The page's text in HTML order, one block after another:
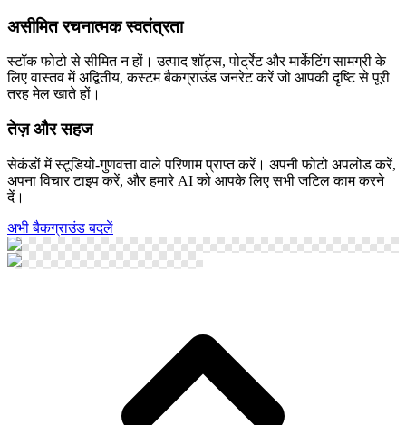
असीमित रचनात्मक स्वतंत्रता
स्टॉक फोटो से सीमित न हों। उत्पाद शॉट्स, पोर्ट्रेट और मार्केटिंग सामग्री के
लिए वास्तव में अद्वितीय, कस्टम बैकग्राउंड जनरेट करें जो आपकी दृष्टि से पूरी
तरह मेल खाते हों।
तेज़ और सहज
सेकंडों में स्टूडियो-गुणवत्ता वाले परिणाम प्राप्त करें। अपनी फोटो अपलोड करें,
अपना विचार टाइप करें, और हमारे AI को आपके लिए सभी जटिल काम करने
दें।
अभी बैकग्राउंड बदलें